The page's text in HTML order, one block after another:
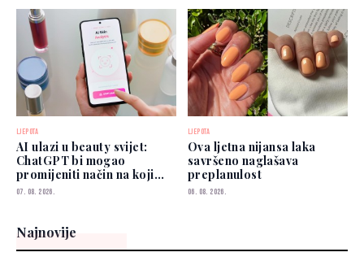
LJEPOTA
AI ulazi u beauty svijet:
ChatGPT bi mogao
promijeniti način na koji
biramo šminku
07. 08. 2026.
LJEPOTA
Ova ljetna nijansa laka
savršeno naglašava
preplanulost
06. 08. 2026.
Najnovije